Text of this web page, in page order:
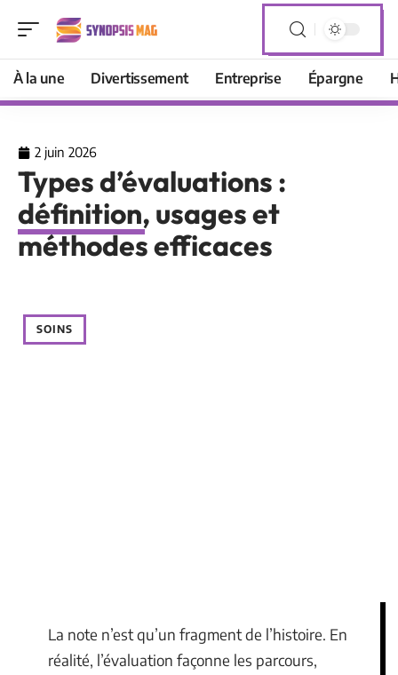
À la une Divertissement Entreprise Épargne
2 juin 2026
Types d’évaluations :
définition, usages et
méthodes efficaces
SOINS
La note n’est qu’un fragment de l’histoire. En
réalité, l’évaluation façonne les parcours,